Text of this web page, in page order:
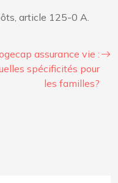
article 125-0 A.
assurance vie :
spécificités pour
les familles?